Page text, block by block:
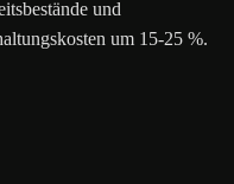
und
um 15-25 %.